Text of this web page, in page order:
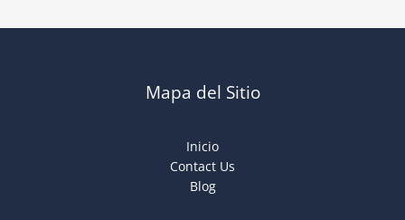
Mapa del Sitio
Inicio
Contact Us
Blog